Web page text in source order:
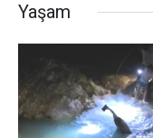
Yaşam